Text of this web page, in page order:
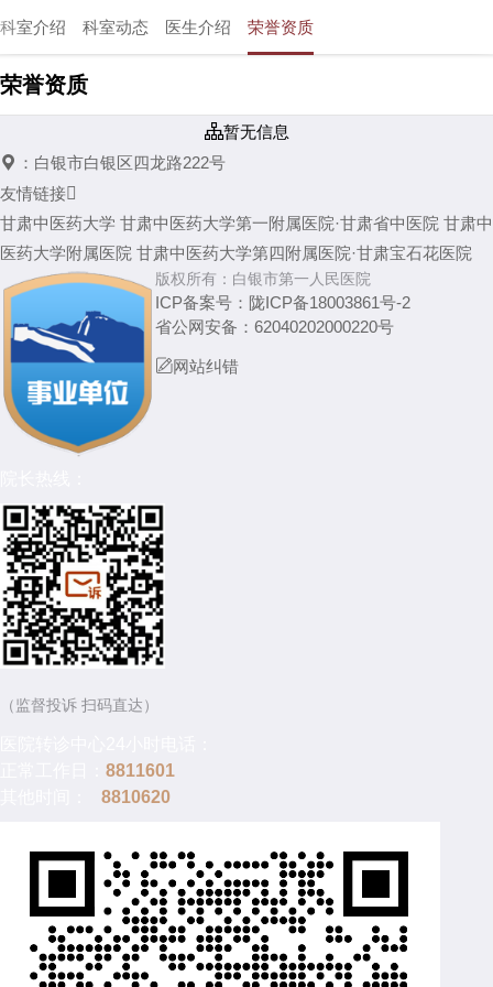
科室介绍 科室动态 医生介绍 荣誉资质
荣誉资质
暂无信息
 ： 白银市白银区四龙路222号
友情链接
甘肃中医药大学 甘肃中医药大学第一附属医院·甘肃省中医院 甘肃中
医药大学附属医院 甘肃中医药大学第四附属医院·甘肃宝石花医院
版权所有： 白银市第一人民医院
ICP备案号： 陇ICP备18003861号-2
省公网安备： 62040202000220号
网站纠错
（监督投诉 扫码直达）
8811601
8810620